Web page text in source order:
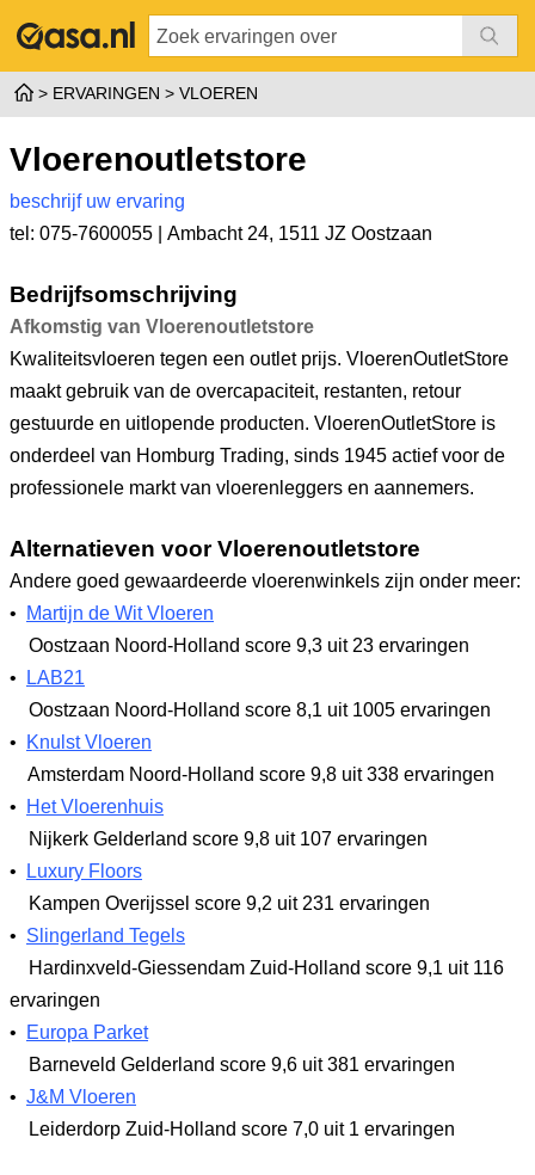
ERVARINGEN VLOEREN
Vloerenoutletstore
beschrijf uw ervaring
tel: 075-7600055 | Ambacht 24, 1511 JZ Oostzaan
Bedrijfsomschrijving
Afkomstig van Vloerenoutletstore
Kwaliteitsvloeren tegen een outlet prijs. VloerenOutletStore
maakt gebruik van de overcapaciteit, restanten, retour
gestuurde en uitlopende producten. VloerenOutletStore is
onderdeel van Homburg Trading, sinds 1945 actief voor de
professionele markt van vloerenleggers en aannemers.
Alternatieven voor Vloerenoutletstore
Andere goed gewaardeerde vloerenwinkels zijn onder meer:
•
Martijn de Wit Vloeren
Oostzaan Noord-Holland score 9,3 uit 23 ervaringen
•
LAB21
Oostzaan Noord-Holland score 8,1 uit 1005 ervaringen
•
Knulst Vloeren
Amsterdam Noord-Holland score 9,8 uit 338 ervaringen
•
Het Vloerenhuis
Nijkerk Gelderland score 9,8 uit 107 ervaringen
•
Luxury Floors
Kampen Overijssel score 9,2 uit 231 ervaringen
• Slingerland Tegels
Hardinxveld-Giessendam Zuid-Holland score 9,1 uit 116
ervaringen
•
Europa Parket
Barneveld Gelderland score 9,6 uit 381 ervaringen
• J&M Vloeren
Leiderdorp Zuid-Holland score 7,0 uit 1 ervaringen